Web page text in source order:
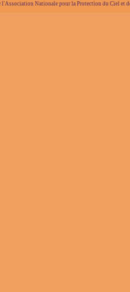
la Protection du Ciel et de